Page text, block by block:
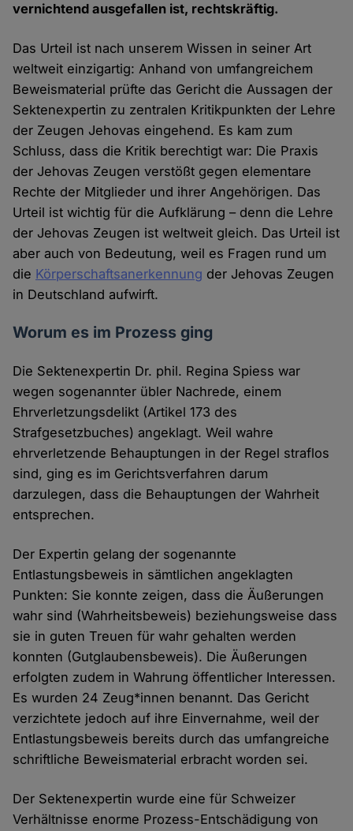
vernichtend ausgefallen ist, rechtskräftig.
Das Urteil ist nach unserem Wissen in seiner Art
weltweit einzigartig: Anhand von umfangreichem
Beweismaterial prüfte das Gericht die Aussagen der
Sektenexpertin zu zentralen Kritikpunkten der Lehre
der Zeugen Jehovas eingehend. Es kam zum
Schluss, dass die Kritik berechtigt war: Die Praxis
der Jehovas Zeugen verstößt gegen elementare
Rechte der Mitglieder und ihrer Angehörigen. Das
Urteil ist wichtig für die Aufklärung – denn die Lehre
der Jehovas Zeugen ist weltweit gleich. Das Urteil ist
aber auch von Bedeutung, weil es Fragen rund um
die Körperschaftsanerkennung der Jehovas Zeugen
in Deutschland aufwirft.
Worum es im Prozess ging
Die Sektenexpertin Dr. phil. Regina Spiess war
wegen sogenannter übler Nachrede, einem
Ehrverletzungsdelikt (Artikel 173 des
Strafgesetzbuches) angeklagt. Weil wahre
ehrverletzende Behauptungen in der Regel straflos
sind, ging es im Gerichtsverfahren darum
darzulegen, dass die Behauptungen der Wahrheit
entsprechen.
Der Expertin gelang der sogenannte
Entlastungsbeweis in sämtlichen angeklagten
Punkten: Sie konnte zeigen, dass die Äußerungen
wahr sind (Wahrheitsbeweis) beziehungsweise dass
sie in guten Treuen für wahr gehalten werden
konnten (Gutglaubensbeweis). Die Äußerungen
erfolgten zudem in Wahrung öffentlicher Interessen.
Es wurden 24 Zeug*innen benannt. Das Gericht
verzichtete jedoch auf ihre Einvernahme, weil der
Entlastungsbeweis bereits durch das umfangreiche
schriftliche Beweismaterial erbracht worden sei.
Der Sektenexpertin wurde eine für Schweizer
Verhältnisse enorme Prozess-Entschädigung von